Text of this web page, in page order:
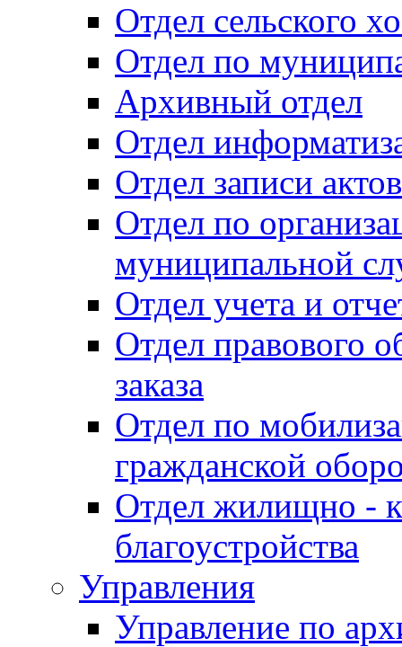
Отдел сельского
Отдел по
Архивный отдел
Отдел
Отдел записи
Отдел по
муниципальной
Отдел учета и
Отдел правового
заказа
Отдел по
гражданской
Отдел жилищно -
благоустройства
Управления
Управление по